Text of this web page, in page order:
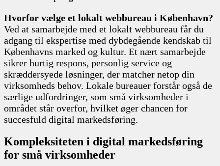
Hvorfor vælge et lokalt webbureau i København?
Ved at samarbejde med et lokalt webbureau får du
adgang til ekspertise med dybdegående kendskab til
Københavns marked og kultur. Et nært samarbejde
sikrer hurtig respons, personlig service og
skræddersyede løsninger, der matcher netop din
virksomheds behov. Lokale bureauer forstår også de
særlige udfordringer, som små virksomheder i
området står overfor, hvilket øger chancen for
succesfuld digital markedsføring.
Kompleksiteten i digital markedsføring
for små virksomheder